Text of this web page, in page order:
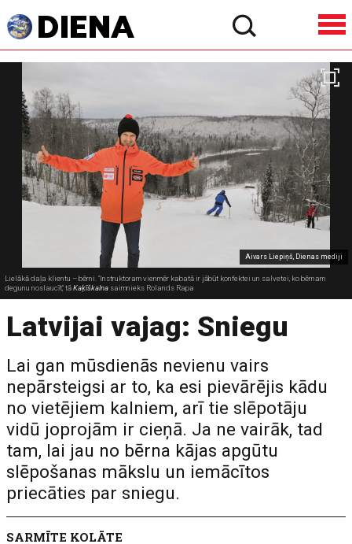
Aivars Liepiņš, Dienas mediji
Lielākā daļa klientu – bērni. "Instruktoram vienmēr kabatā ir jābūt konfektei un salvetei, ko bērnam
degunu noslaucīt," tāKaķīškalnasaimnieks Rolands Rapa
Latvijai vajag: Sniegu
Lai gan mūsdienās nevienu vairs
nepārsteigsi ar to, ka esi pievārējis kādu
no vietējiem kalniem, arī tie slēpotāju
vidū joprojām ir cieņā. Ja ne vairāk, tad
tam, lai jau no bērna kājas apgūtu
slēpošanas mākslu un iemācītos
priecāties par sniegu.
SARMĪTE KOLĀTE